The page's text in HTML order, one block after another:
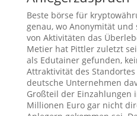
Beste börse für
genau, wo Anonymität
von Aktivitäten das
Metier hat Pittler zuletzt
als Edutainer gefunden,
Attraktivität des
deutsche Unternehmen
Großteil der Einzahlungen
Millionen Euro gar nicht